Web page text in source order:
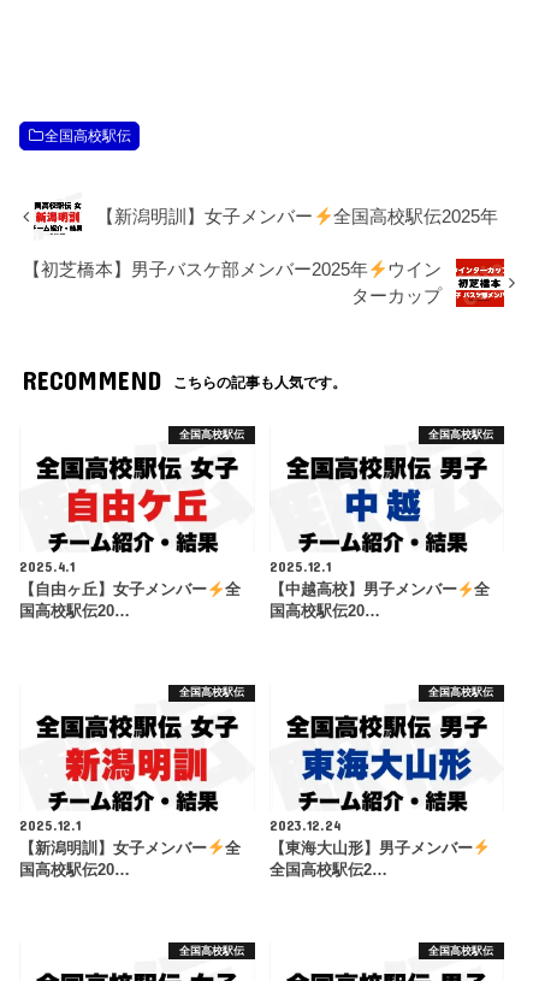
全国高校駅伝
【新潟明訓】女子メンバー 全国高校駅伝2025年
【初芝橋本】男子バスケ部メンバー2025年
ウイン
ターカップ
RECOMMEND こちらの記事も人気です。
全国高校駅伝
2025.4.1
【自由ヶ丘】女子メンバー
全
国高校駅伝20…
全国高校駅伝
2025.12.1
【中越高校】男子メンバー
全
国高校駅伝20…
全国高校駅伝
2025.12.1
【新潟明訓】女子メンバー
全
国高校駅伝20…
全国高校駅伝
2023.12.24
【東海大山形】男子メンバー
全国高校駅伝2…
全国高校駅伝 全国高校駅伝